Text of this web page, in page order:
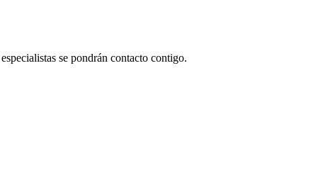
se pondrán contacto contigo.